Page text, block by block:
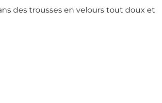
des trousses en velours tout doux et